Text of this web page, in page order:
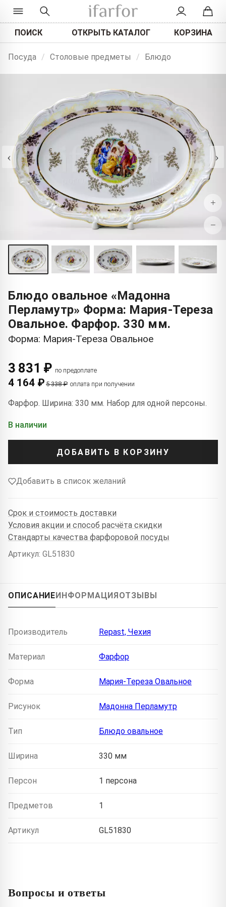
ПОИСК ОТКРЫТЬ КАТАЛОГ КОРЗИНА
Посуда / Столовые предметы / Блюдо
‹ ›
+
−
Блюдо овальное «Мадонна
Перламутр» Форма: Мария-Тереза
Овальное. Фарфор. 330 мм.
Форма: Мария-Тереза Овальное
3 831 ₽ по предоплате
4 164 ₽ 5 338 ₽ оплата при получении
Фарфор. Ширина: 330 мм. Набор для одной персоны.
В наличии
ДОБАВИТЬ В КОРЗИНУ
Добавить в список желаний
Срок и стоимость доставки
Условия акции и способ расчёта скидки
Стандарты качества фарфоровой посуды
Артикул: GL51830
ОПИСАНИЕ ИНФОРМАЦИЯ ОТЗЫВЫ
Производитель Repast, Чехия
Материал Фарфор
Форма Мария-Тереза Овальное
Рисунок Мадонна Перламутр
Тип Блюдо овальное
Ширина 330 мм
Персон 1 персона
Предметов 1
Артикул GL51830
Вопросы и ответы